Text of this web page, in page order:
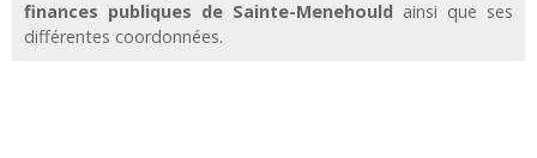
finances publiques de Sainte-Menehould ainsi que ses
différentes coordonnées.